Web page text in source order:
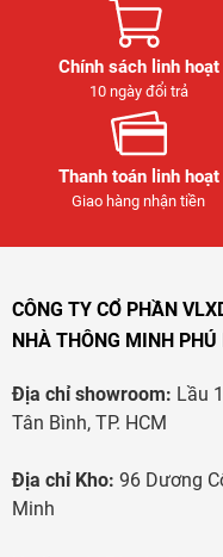
Chính sách linh hoạt
10 ngày đổi trả
Thanh toán linh hoạt
Giao hàng nhận tiền
CÔNG TY CỔ PHẦN
NHÀ THÔNG MINH
Địa chỉ showroom: Lầu
Tân Bình, TP. HCM
Địa chỉ Kho: 96 Dương
Minh